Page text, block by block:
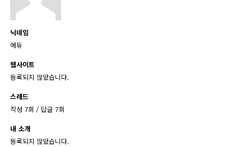
닉네임
에듀
웹사이트
등록되지 않았습니다.
스레드
작성 7회 / 답글 7회
내 소개
등록되지 않았습니다.